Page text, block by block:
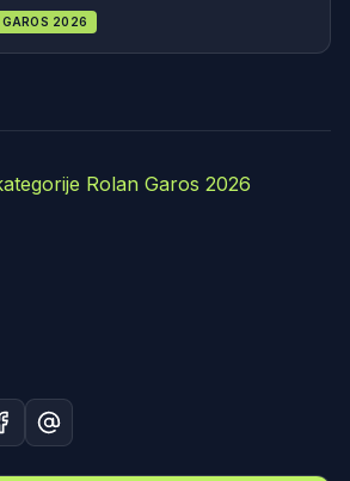
2026
Rolan Garos 2026